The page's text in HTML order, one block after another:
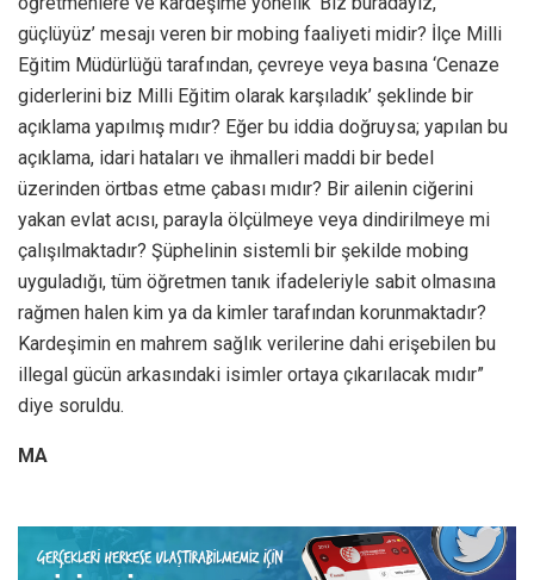
güçlüyüz’ mesajı veren bir mobing faaliyeti midir? İlçe Milli
Eğitim Müdürlüğü tarafından, çevreye veya basına ‘Cenaze
giderlerini biz Milli Eğitim olarak karşıladık’ şeklinde bir
açıklama yapılmış mıdır? Eğer bu iddia doğruysa; yapılan bu
açıklama, idari hataları ve ihmalleri maddi bir bedel
üzerinden örtbas etme çabası mıdır? Bir ailenin ciğerini
yakan evlat acısı, parayla ölçülmeye veya dindirilmeye mi
çalışılmaktadır? Şüphelinin sistemli bir şekilde mobing
uyguladığı, tüm öğretmen tanık ifadeleriyle sabit olmasına
rağmen halen kim ya da kimler tarafından korunmaktadır?
Kardeşimin en mahrem sağlık verilerine dahi erişebilen bu
illegal gücün arkasındaki isimler ortaya çıkarılacak mıdır”
diye soruldu.
MA